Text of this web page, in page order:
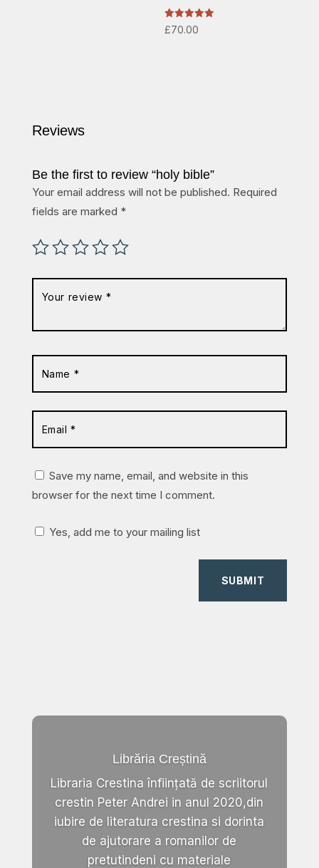
Rated
5.00
£70.00
Reviews
Be the first to review “holy bible”
Your email address will not be published. Required
fields are marked *
Save my name, email, and website in this
browser for the next time I comment.
Yes, add me to your mailing list
SUBMIT
Librăria Creștină
Libraria Crestina înființată de scriitorul
crestin Peter Andrei in anul 2020,din
iubire de literatura crestina si dorinta
de ajutorare a romanilor de
pretutindeni cu materiale